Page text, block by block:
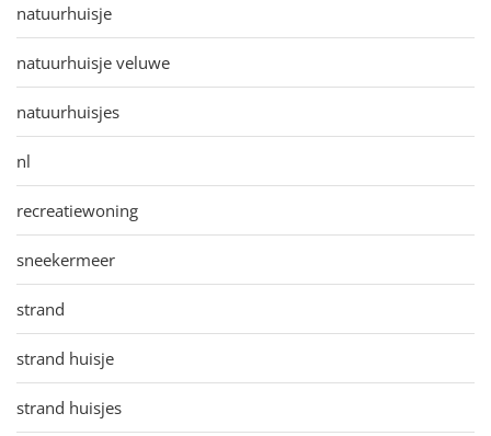
natuurhuisje
natuurhuisje veluwe
natuurhuisjes
nl
recreatiewoning
sneekermeer
strand
strand huisje
strand huisjes